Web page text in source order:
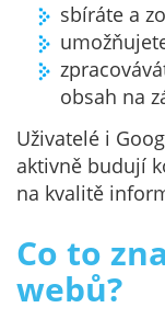
sbíráte a
obsah na
Uživatelé i
aktivně budují
na kvalitě
Co to
webů?